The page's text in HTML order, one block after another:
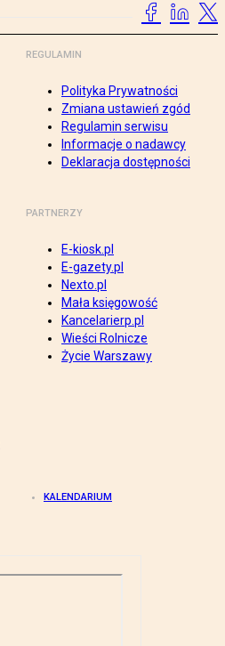
REGULAMIN
Polityka Prywatności
Zmiana ustawień zgód
Regulamin serwisu
Informacje o nadawcy
Deklaracja dostępności
PARTNERZY
E-kiosk.pl
E-gazety.pl
Nexto.pl
Mała księgowość
Kancelarierp.pl
Wieści Rolnicze
Życie Warszawy
KALENDARIUM